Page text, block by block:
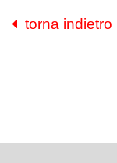
torna indietro